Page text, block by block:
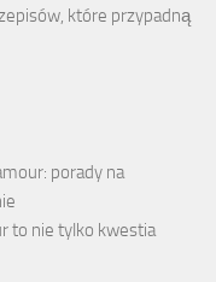
które przypadną
porady na
to nie tylko kwestia